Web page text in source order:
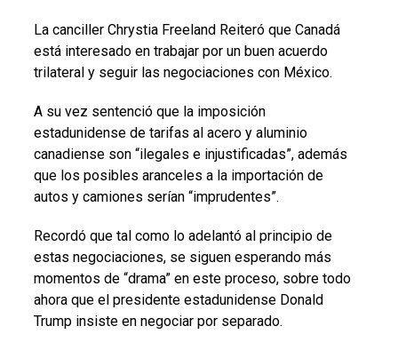
La canciller Chrystia Freeland Reiteró que Canadá
está interesado en trabajar por un buen acuerdo
trilateral y seguir las negociaciones con México.
A su vez sentenció que la imposición
estadunidense de tarifas al acero y aluminio
canadiense son “ilegales e injustificadas”, además
que los posibles aranceles a la importación de
autos y camiones serían “imprudentes”.
Recordó que tal como lo adelantó al principio de
estas negociaciones, se siguen esperando más
momentos de “drama” en este proceso, sobre todo
ahora que el presidente estadunidense Donald
Trump insiste en negociar por separado.